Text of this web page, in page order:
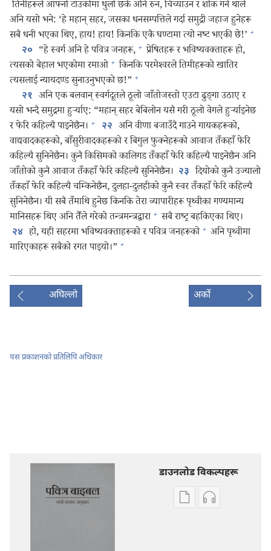
तिनीहरूले आफ्नो टाउकोमा धुलो छर्के अनि रुन, चिच्याउन र शोक गर्न थाले
अनि यसो भने: ‘हे महान्‌ सहर, जसका धनसम्पत्तिले गर्दा समुद्री जहाज हुनेहरू
सबै धनी भएका थिए, हाय! हाय! किनकि एकै घण्टामा त्यो नष्ट भएकी छे!’ +
२० “हे स्वर्ग अनि हे पवित्र जनहरू, + प्रेषितहरू र भविष्यवक्‍ताहरू हो,
त्यसको बेहाल भएकोमा रमाओ + किनकि परमेश्‍वरले तिमीहरूको खातिर
त्यसलाई न्यायदण्ड सुनाउनुभएको छ!” +
२१ अनि एक बलवान्‌ स्वर्गदूतले ठूलो जाँतोजस्तो एउटा ढुङ्‌गा उठाए र
यसो भन्दै समुद्रमा हुर्ऱ्याए: “महान्‌ सहर बेबिलोन यसै गरी ठूलो वेगले हुर्ऱ्याइनेछ
र फेरि कहिल्यै पाइनेछैन। + २२ अनि वीणा बजाउँदै गाउने गायकहरूको,
वाद्यवादकहरूको, बाँसुरीवादकहरूको र बिगुल फुक्नेहरूको आवाज तँकहाँ फेरि
कहिल्यै सुनिनेछैन। कुनै किसिमको कालिगड तँकहाँ फेरि कहिल्यै पाइनेछैन अनि
जाँतोको कुनै आवाज तँकहाँ फेरि कहिल्यै सुनिनेछैन। २३ दियोको कुनै उज्यालो
तँकहाँ फेरि कहिल्यै चम्किनेछैन, दुलहा-दुलहीको कुनै स्वर तँकहाँ फेरि कहिल्यै
सुनिनेछैन। यी सबै तँमाथि हुनेछ किनकि तेरा व्यापारीहरू पृथ्वीका गण्यमान्य
मानिसहरू थिए अनि तैँले गरेको तन्त्रमन्त्रद्वारा + सबै राष्ट्र बहकिएका थिए।
२४ हो, यही सहरमा भविष्यवक्‍ताहरूको र पवित्र जनहरूको + अनि पृथ्वीमा
मारिएकाहरू सबैको रगत पाइयो।” +
अघिल्लो अर्को
यस प्रकाशनको प्रतिलिपि अधिकार
डाउनलोड विकल्पहरू
प्रकाशन अडियो